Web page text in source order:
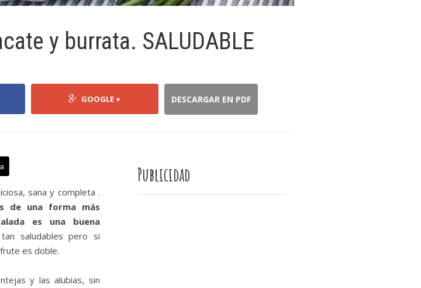
y burrata. SALUDABLE
GOOGLE + DESCARGAR EN PDF
sana y completa .
de una forma más
es una buena
saludables pero si
es doble.
y las alubias, sin
Publicidad